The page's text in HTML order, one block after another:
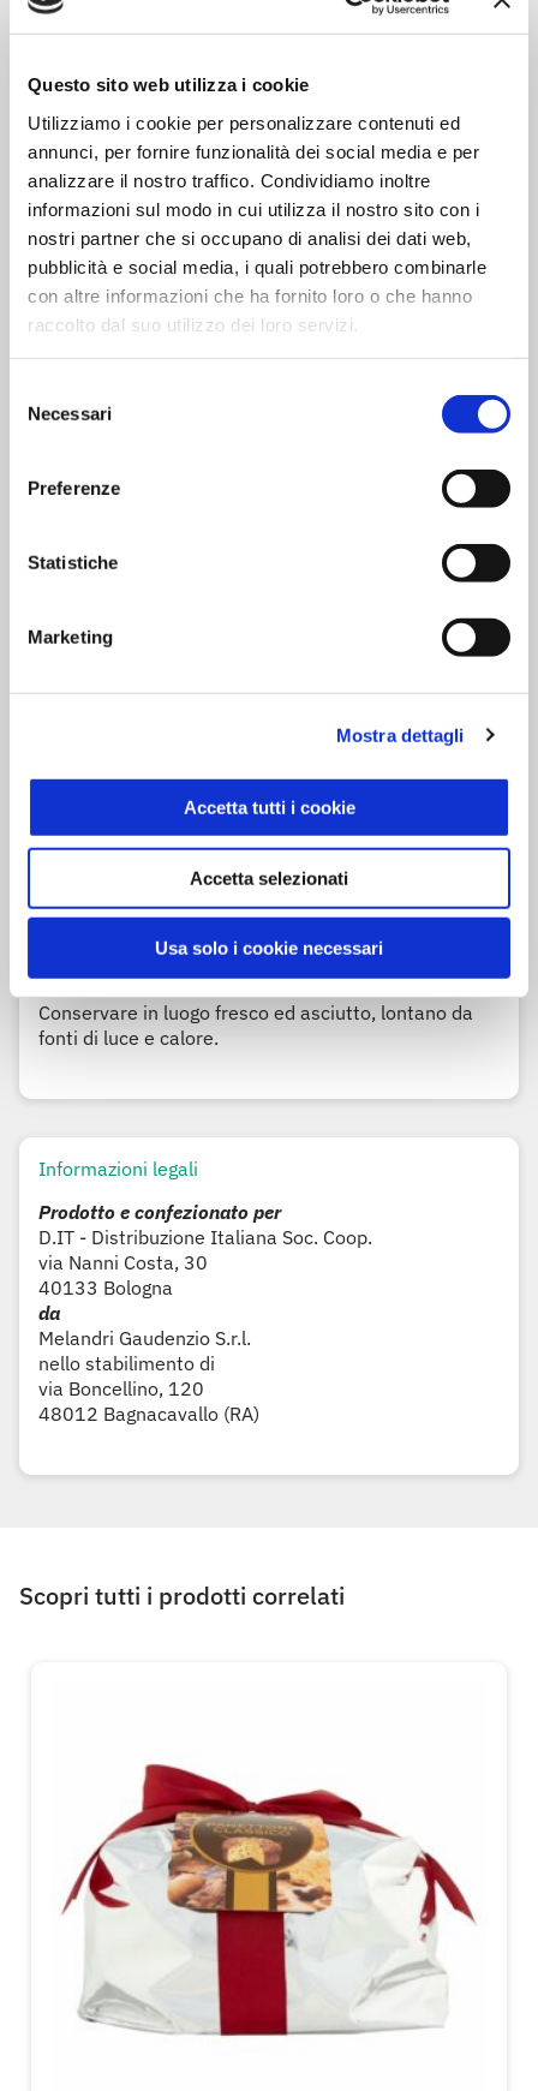
Questo sito web utilizza i cookie
Utilizziamo i cookie per personalizzare contenuti ed
annunci, per fornire funzionalità dei social media e per
analizzare il nostro traffico. Condividiamo inoltre
informazioni sul modo in cui utilizza il nostro sito con i
nostri partner che si occupano di analisi dei dati web,
pubblicità e social media, i quali potrebbero combinarle
con altre informazioni che ha fornito loro o che hanno
raccolto dal suo utilizzo dei loro servizi.
delNecessari
Preferenze
Statistiche
Marketing
Mostra dettagli
Accetta tutti i cookie
Accetta selezionati
Usa solo i cookie necessari
Informazioni per la raccolta differenziata
Sacchetto:Plastica - Largamente riciclabile
Modalità di preparazione
Modalità di preparazione
Dopo aver lavato accuratamente il farro, metterlo
proseguire la cottura per circa 20 minuti. In pentola
a pressione sono sufficienti 7 minuti circa dall'inizio
(pentola a pressione).
Ingredienti
Modalità di conservazione
Conservare in luogo fresco ed asciutto, lontano da
fonti di luce e calore.
Informazioni legali
Prodotto e confezionato per
D.IT - Distribuzione Italiana Soc. Coop.
via Nanni Costa, 30
40133 Bologna
da
Melandri Gaudenzio S.r.l.
nello stabilimento di
via Boncellino, 120
48012 Bagnacavallo (RA)
Scopri tutti i prodotti correlati